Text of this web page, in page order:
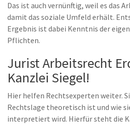
Das ist auch vernünftig, weil es das
damit das soziale Umfeld erhält.
Ergebnis ist dabei Kenntnis der
Pflichten.
Jurist Arbeitsrecht
Kanzlei Siegel!
Hier helfen Rechtsexperten weiter.
Rechtslage theoretisch ist und wie
interpretiert wird. Hierfür steht die